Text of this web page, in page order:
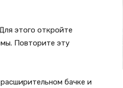
этого откройте
Повторите эту
бачке и